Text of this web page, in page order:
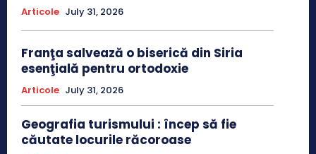
Articole July 31, 2026
Franţa salvează o biserică din Siria
esenţială pentru ortodoxie
Articole July 31, 2026
Geografia turismului : încep să fie
căutate locurile răcoroase